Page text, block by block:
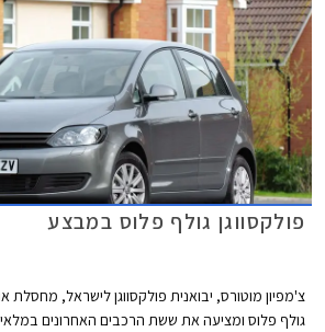
פולקסווגן גולף פלוס במבצע
צ'מפיון מוטורס, יבואנית פולקסווגן לישראל, מחסלת